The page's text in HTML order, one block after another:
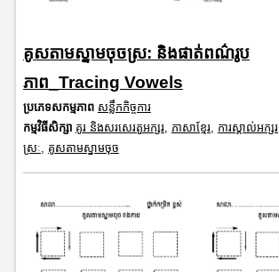
គូសតាមស្នាមចុចស្រ: និងផាត់ពណ៌រូប
ភាព_Tracing Vowels
ប្រភេទសកម្មភាព សន្លឹកកិច្ចការ
កម្មវិធីសិក្សា គូរ និងសរសេរតួអក្សរ, ភាសាខ្មែរ, ការស្គាល់អក្សរ,
ស្រៈ
គូសតាមស្នាមចុច